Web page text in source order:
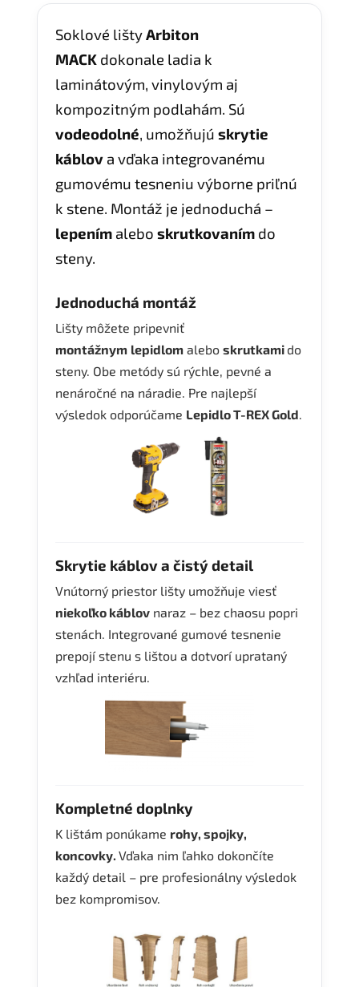
Soklové lištyArbiton
MACK dokonale ladia k
laminátovým, vinylovým aj
kompozitným podlahám. Sú
vodeodolné, umožňujú skrytie
káblov a vďaka integrovanému
gumovému tesneniu výborne priľnú
k stene. Montáž je jednoduchá –
lepením alebo skrutkovaním do
steny.
Jednoduchá montáž
Lišty môžete pripevniť
montážnym lepidlom alebo skrutkami do
steny. Obe metódy sú rýchle, pevné a
nenáročné na náradie. Pre najlepší
výsledok odporúčame Lepidlo T-REX Gold.
Skrytie káblov a čistý detail
Vnútorný priestor lišty umožňuje viesť
niekoľko káblov naraz – bez chaosu popri
stenách. Integrované gumové tesnenie
prepojí stenu s lištou a dotvorí uprataný
vzhľad interiéru.
Kompletné doplnky
K lištám ponúkame rohy, spojky,
koncovky. Vďaka nim ľahko dokončíte
každý detail – pre profesionálny výsledok
bez kompromisov.